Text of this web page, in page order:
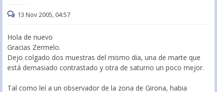
13 Nov 2005, 04:57
Hola de nuevo
Gracias Zermelo.
Dejo colgado dos muestras del mismo dia, una de marte que
está demasiado contrastado y otra de saturno un poco mejor.
Tal como leí a un observador de la zona de Girona, habia